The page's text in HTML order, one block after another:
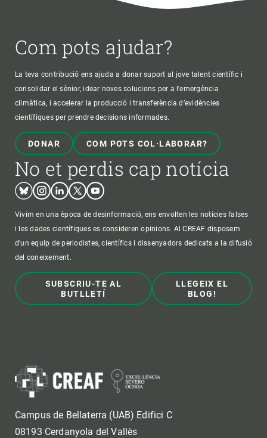
Com pots ajudar?
La teva contribució ens ajuda a donar suport al jove talent científic i
consolidar el sènior, idear noves solucions per a l'emergència
climàtica, i accelerar la producció i transferència d’evidències
científiques per prendre decisions informades.
DONAR COM POTS COL·LABORAR?
No et perdis cap notícia
BlueskyInstagram
LinkedinTwitterYoutube
Vivim en una època de desinformació, ens envolten les notícies falses
i les dades científiques es consideren opinions. Al CREAF disposem
d'un equip de periodistes, científics i dissenyadors dedicats a la difusió
del coneixement.
SUBSCRIU-TE AL
BUTLLETÍ
LLEGEIX EL
BLOG!
Campus de Bellaterra (UAB) Edifici C
08193 Cerdanyola del Vallès